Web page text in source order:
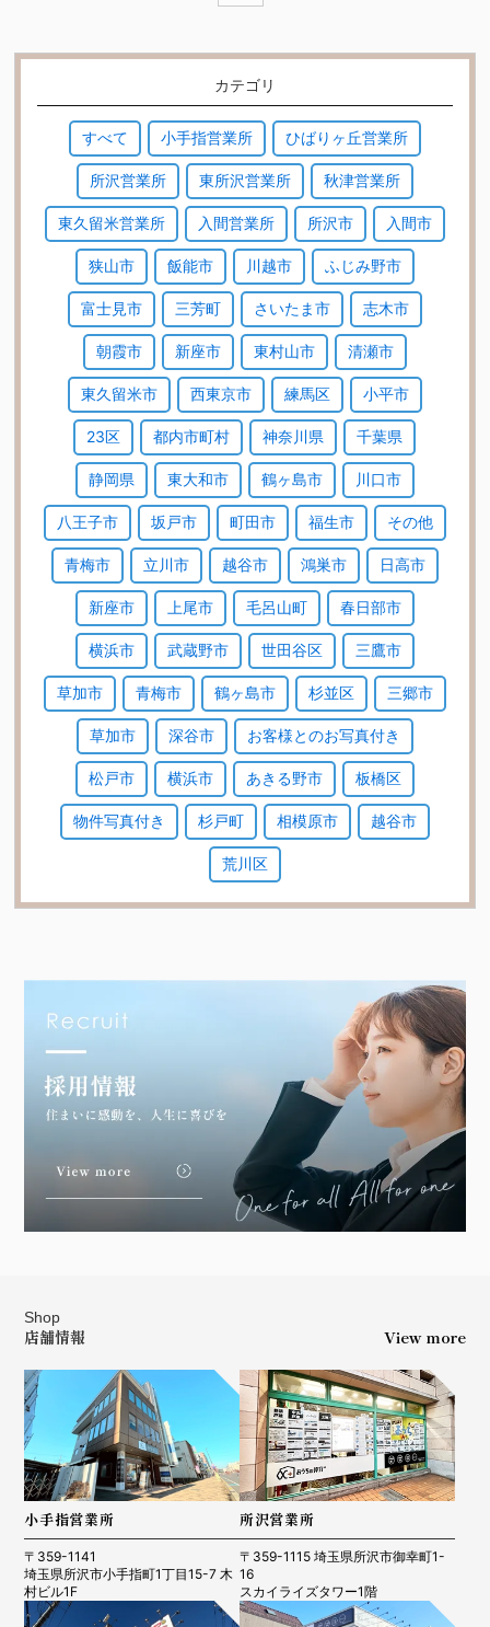
カテゴリ
すべて 小手指営業所 ひばりヶ丘営業所
所沢営業所 東所沢営業所 秋津営業所
東久留米営業所 入間営業所 所沢市 入間市
狭山市 飯能市 川越市 ふじみ野市
富士見市 三芳町 さいたま市 志木市
朝霞市 新座市 東村山市 清瀬市
東久留米市 西東京市 練馬区 小平市
23区 都内市町村 神奈川県 千葉県
静岡県 東大和市 鶴ヶ島市 川口市
八王子市 坂戸市 町田市 福生市 その他
青梅市 立川市 越谷市 鴻巣市 日高市
新座市 上尾市 毛呂山町 春日部市
横浜市 武蔵野市 世田谷区 三鷹市
草加市 青梅市 鶴ヶ島市 杉並区 三郷市
草加市 深谷市 お客様とのお写真付き
松戸市 横浜市 あきる野市 板橋区
物件写真付き 杉戸町 相模原市 越谷市
荒川区
Shop
店舗情報 View more
小手指営業所
〒359-1141
埼玉県所沢市小手指町1丁目15-7 木
村ビル1F
所沢営業所
〒359-1115 埼玉県所沢市御幸町1-
16
スカイライズタワー1階